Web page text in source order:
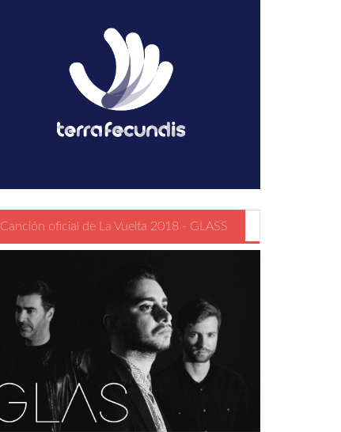
Canción oficial de La Vuelta 2018 - GLASS